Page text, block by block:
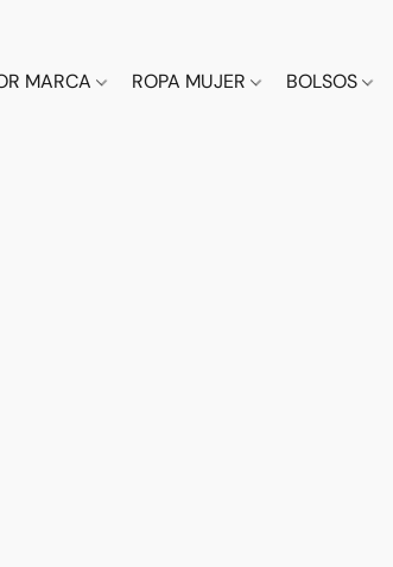
MARCA ROPA MUJER BOLSOS